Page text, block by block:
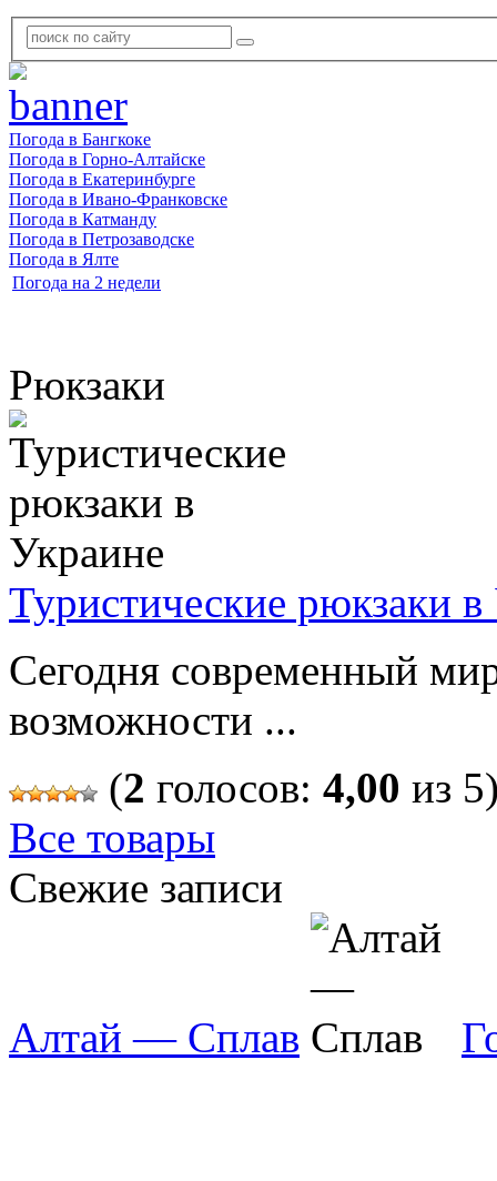
Погода в Бангкоке
Погода в Горно-Алтайске
Погода в Екатеринбурге
Погода в Ивано-Франковске
Погода в Катманду
Погода в Петрозаводске
Погода в Ялте
Погода на 2 недели
Рюкзаки
Туристические рюкзаки
Сегодня современный
возможности ...
(2 голосов: 4,00 из
Все товары
Свежие записи
Алтай — Сплав